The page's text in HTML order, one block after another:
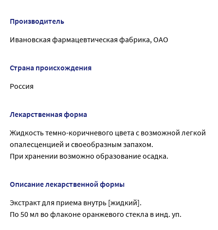
Производитель
Ивановская фармацевтическая фабрика, ОАО
Страна происхождения
Россия
Лекарственная форма
Жидкость темно-коричневого цвета с возможной легкой
опалесценцией и своеобразным запахом.
При хранении возможно образование осадка.
Описание лекарственной формы
Экстракт для приема внутрь [жидкий].
По 50 мл во флаконе оранжевого стекла в инд. уп.